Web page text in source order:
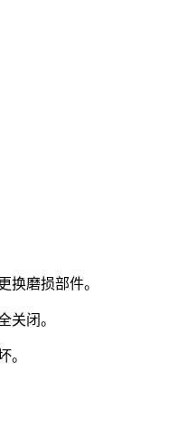
换磨损部件。
关闭。
。